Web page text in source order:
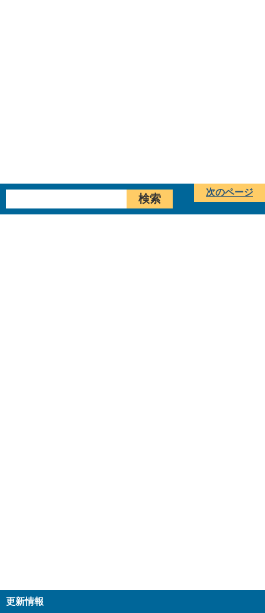
次のページ
更新情報